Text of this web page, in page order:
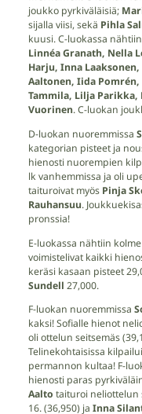
joukko pyrkiväläisiä;
sijalla viisi, sekä Pihla
kuusi. C-luokassa
Linnéa Granath, Nella
Harju, Inna
Aaltonen, Iida Pomrén,
Tammila, Lilja
Vuorinen. C-luokan
D-luokan nuoremmissa
kategorian pisteet ja
hienosti nuorempien
lk vanhemmissa ja oli
taituroivat myös Pinja
Rauhansuu.
pronssia!
E-luokassa nähtiin
voimistelivat kaikki
keräsi kasaan pisteet
Sundell 27,000.
F-luokan nuoremmissa
kaksi! Sofialle hienot
oli ottelun seitsemäs
Telinekohtaisissa
permannon kultaa! F-
hienosti paras
Aalto taituroi neliottelun
16. (36,950) ja Inna